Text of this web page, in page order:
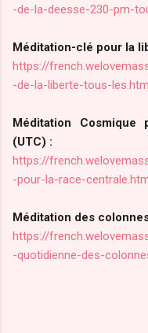
-de-la-deesse-230-pm-
Méditation-clé pour la
https://
-de-la-liberte-tous-
Méditation
(UTC) :
https://
-pour-la-race-
Méditation des
https://
-quotidienne-des-